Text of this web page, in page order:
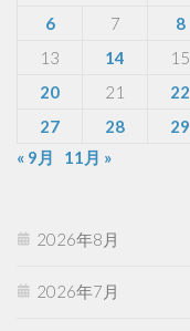
6
7 8
13
14 15
20
21 22
27
28 29
« 9月
11月 »
2026年8月
2026年7月